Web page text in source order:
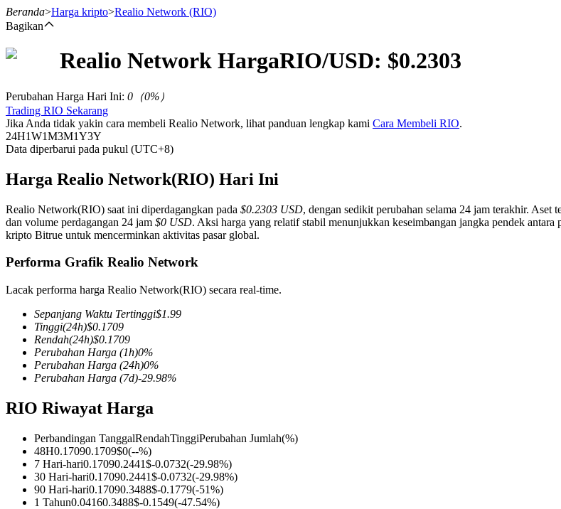
USDT Berjangka
Kontrak berjangka menggunakan USDT sebagai jaminannya
COIN-M Berjangka
Mata Uang Kripto Berjangka
TradFi
Derivatif saham, forex, logam mulia, dan komoditas
Beranda>Harga kripto>Realio Network (RIO)
Bagikan
Realio Network HargaRIO/USD: $0.2303
Perubahan Harga Hari Ini: 0 （0%）
Trading RIO Sekarang
Jika Anda tidak yakin cara membeli Realio Network, lihat panduan lengkap kami Cara Membeli RIO.
24H1W1M3M1Y3Y
Data diperbarui pada pukul (UTC+8)
Harga Realio Network(RIO) Hari Ini
Realio Network(RIO) saat ini diperdagangkan pada $0.2303 USD, dengan sedikit perubahan selama 24 jam terakhir. Aset
dan volume perdagangan 24 jam $0 USD. Aksi harga yang relatif stabil menunjukkan keseimbangan jangka pendek
kripto Bitrue untuk mencerminkan aktivitas pasar global.
Performa Grafik Realio Network
Lacak performa harga Realio Network(RIO) secara real-time.
Sepanjang Waktu Tertinggi$1.99
Tinggi(24h)$0.1709
Rendah(24h)$0.1709
Perubahan Harga (1h)0%
Perubahan Harga (24h)0%
Perubahan Harga (7d)-29.98%
RIO Riwayat Harga
Perbandingan TanggalRendahTinggiPerubahan Jumlah(%)
48H0.17090.1709$0(--%)
7 Hari-hari0.17090.2441$-0.0732(-29.98%)
30 Hari-hari0.17090.2441$-0.0732(-29.98%)
90 Hari-hari0.17090.3488$-0.1779(-51%)
1 Tahun0.04160.3488$-0.1549(-47.54%)